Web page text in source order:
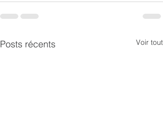
Posts récents Voir tout